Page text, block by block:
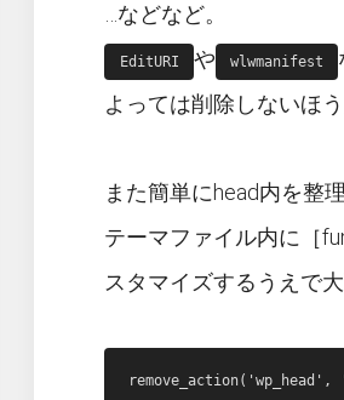
…などなど。
EditURI や wlwmanifest
よっては削除しないほ
また簡単にhead内を整
テーマファイル内に［
スタマイズするうえで